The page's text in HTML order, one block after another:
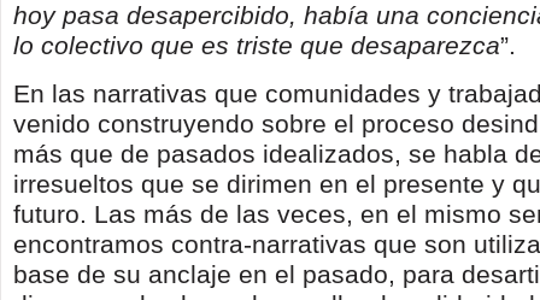
hoy pasa desapercibido, había una
lo colectivo que es triste que desaparezca”.
En las narrativas que comunidades y
venido construyendo sobre el proceso
más que de pasados idealizados, se habla
irresueltos que se dirimen en el presente y
futuro. Las más de las veces, en el mismo
encontramos contra-narrativas que son
base de su anclaje en el pasado, para